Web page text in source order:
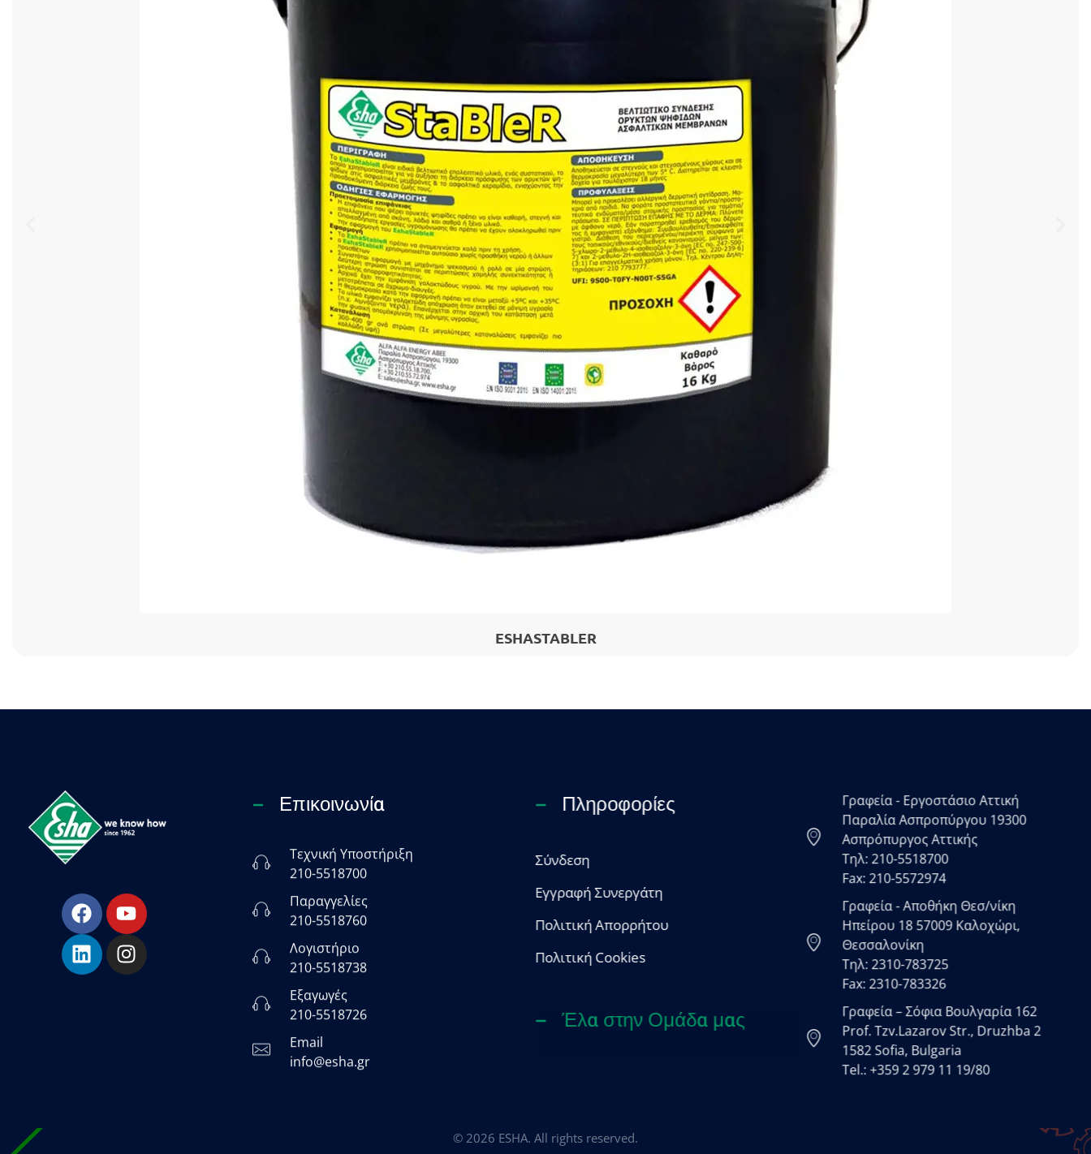
ESHASTABLER
Επικοινωνία
Τεχνική Υποστήριξη
210-5518700
Παραγγελίες
210-5518760
Λογιστήριο
210-5518738
Εξαγωγές
210-5518726
Email
info@esha.gr
Πληροφορίες
Σύνδεση
Εγγραφή Συνεργάτη
Πολιτική Απορρήτου
Πολιτική Cookies
Έλα στην Ομάδα μας
Γραφεία - Εργοστάσιο Αττική
Παραλία Ασπροπύργου 19300
Ασπρόπυργος Αττικής
Τηλ: 210-5518700
Fax: 210-5572974
Γραφεία - Αποθήκη Θεσ/νίκη
Ηπείρου 18 57009 Καλοχώρι,
Θεσσαλονίκη
Τηλ: 2310-783725
Fax: 2310-783326
Γραφεία – Σόφια Βουλγαρία 162
Prof. Tzv.Lazarov Str., Druzhba 2
1582 Sofia, Bulgaria
Tel.: +359 2 979 11 19/80
© 2026 ESHA. All rights reserved.